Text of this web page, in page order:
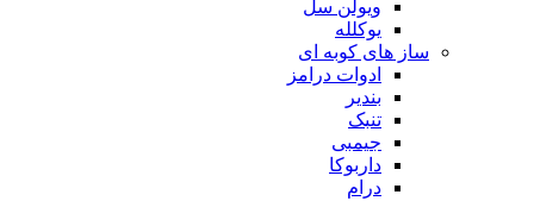
ویولن سل
یوکلله
ساز های کوبه ای
ادوات درامز
بندیر
تنبک
جیمبی
داربوکا
درام